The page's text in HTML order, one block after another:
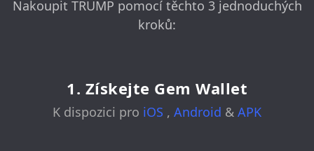
Nakoupit TRUMP pomocí těchto 3 jednoduchých
kroků:
1. Získejte Gem Wallet
K dispozici pro iOS , Android & APK